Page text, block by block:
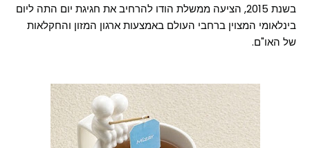
בשנת 2015, הציעה ממשלת הודו להרחיב את חגיגת יום התה ליום
בינלאומי המצוין ברחבי העולם באמצעות ארגון המזון והחקלאות
של האו"ם.